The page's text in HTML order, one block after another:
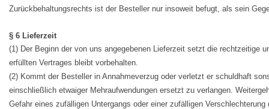
Zurückbehaltungsrechts ist der Besteller nur insoweit befugt, als sein
§ 6 Lieferzeit
(1) Der Beginn der von uns angegebenen Lieferzeit setzt die rechtzeitige
erfüllten Vertrages bleibt vorbehalten.
(2) Kommt der Besteller in Annahmeverzug oder verletzt er schuldhaft
einschließlich etwaiger Mehraufwendungen ersetzt zu verlangen.
Gefahr eines zufälligen Untergangs oder einer zufälligen